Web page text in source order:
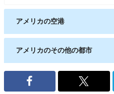
アメリカの空港
デイトナビーチ国際空港
アメリカのその他の都市
アレンタウン アビリーン
オルバニー(ジョージア州)